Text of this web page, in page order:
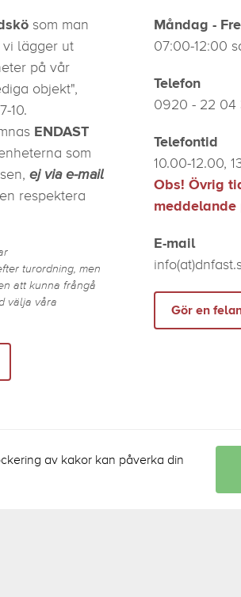
som man
lägger ut
på vår
objekt",
10.
ENDAST
som
ej via e-mail
respektera
turordning, men
att kunna frångå
välja våra
Måndag -
07:00-12:00
Telefon
0920 - 22 04
Telefontid
10.00-12.00,
Obs! Övrig
meddelande
E-mail
Gör en
av kakor kan påverka din